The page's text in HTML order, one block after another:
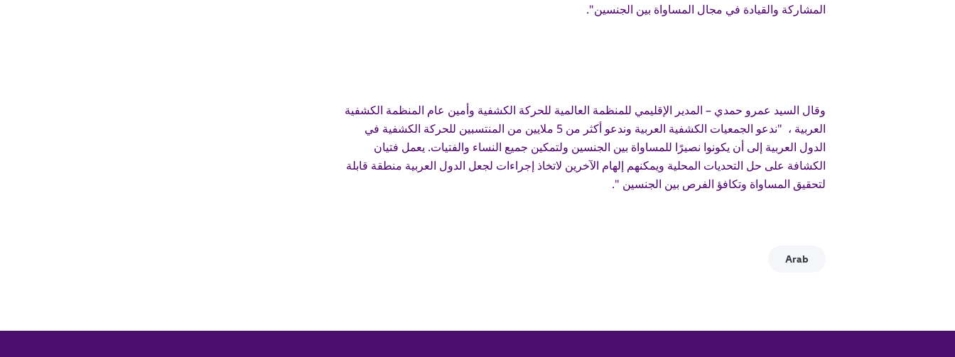
المشاركة والقيادة في مجال المساواة بين الجنسين".
وقال السيد عمرو حمدي – المدير الإقليمي للمنظمة العالمية للحركة الكشفية وأمين عام المنظمة الكشفية
العربية ، "ندعو الجمعيات الكشفية العربية وندعو أكثر من 5 ملايين من المنتسبين للحركة الكشفية في
الدول العربية إلى أن يكونوا نصيرًا للمساواة بين الجنسين ولتمكين جميع النساء والفتيات. يعمل فتيان
الكشافة على حل التحديات المحلية ويمكنهم إلهام الآخرين لاتخاذ إجراءات لجعل الدول العربية منطقة قابلة
لتحقيق المساواة وتكافؤ الفرص بين الجنسين ".
Arab